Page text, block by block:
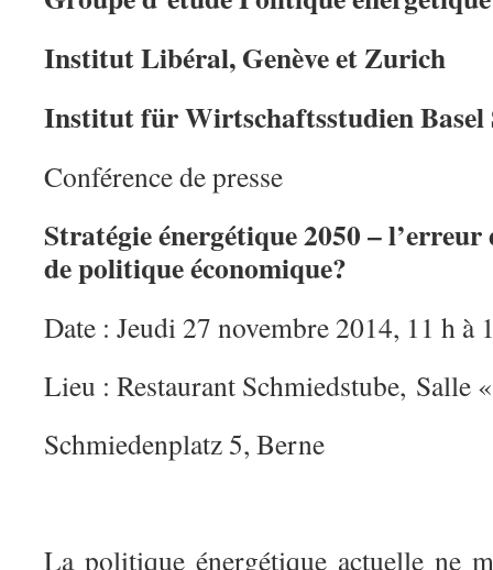
Institut Libéral, Genève et Zurich
Institut für Wirtschaftsstudien
Conférence de presse
Stratégie énergétique 2050 – l’erreur
de politique économique?
Date : Jeudi 27 novembre 2014, 11 h à
Lieu : Restaurant Schmiedstube, Salle
Schmiedenplatz 5, Berne
La politique énergétique actuelle ne